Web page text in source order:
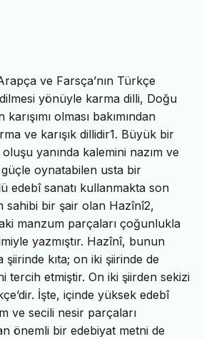
ve Farsça’nın Türkçe
yönüyle karma dilli, Doğu
olması bakımından
ve karışık dillidir1. Büyük bir
yanında kalemini nazım ve
oynatabilen usta bir
edebî sanatı kullanmakta son
sahibi bir şair olan Hazînî2,
manzum parçaları çoğunlukla
yazmıştır. Hazînî, bunun
şiirinde kıta; on iki şiirinde de
tercih etmiştir. On iki şiirden sekizi
İşte, içinde yüksek edebî
ve secili nesir parçaları
önemli bir edebiyat metni de